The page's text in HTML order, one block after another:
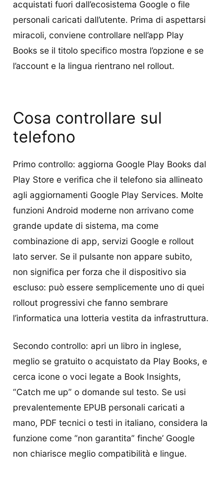
acquistati fuori dall’ecosistema Google o file
personali caricati dall’utente. Prima di aspettarsi
miracoli, conviene controllare nell’app Play
Books se il titolo specifico mostra l’opzione e se
l’account e la lingua rientrano nel rollout.
Cosa controllare sul
telefono
Primo controllo: aggiorna Google Play Books dal
Play Store e verifica che il telefono sia allineato
agli aggiornamenti Google Play Services. Molte
funzioni Android moderne non arrivano come
grande update di sistema, ma come
combinazione di app, servizi Google e rollout
lato server. Se il pulsante non appare subito,
non significa per forza che il dispositivo sia
escluso: può essere semplicemente uno di quei
rollout progressivi che fanno sembrare
l’informatica una lotteria vestita da infrastruttura.
Secondo controllo: apri un libro in inglese,
meglio se gratuito o acquistato da Play Books, e
cerca icone o voci legate a Book Insights,
“Catch me up” o domande sul testo. Se usi
prevalentemente EPUB personali caricati a
mano, PDF tecnici o testi in italiano, considera la
funzione come “non garantita” finche’ Google
non chiarisce meglio compatibilità e lingue.